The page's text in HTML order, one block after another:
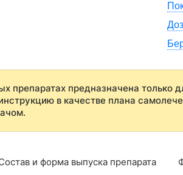
препаратах предназначена только
в качестве плана
и форма выпуска препарата